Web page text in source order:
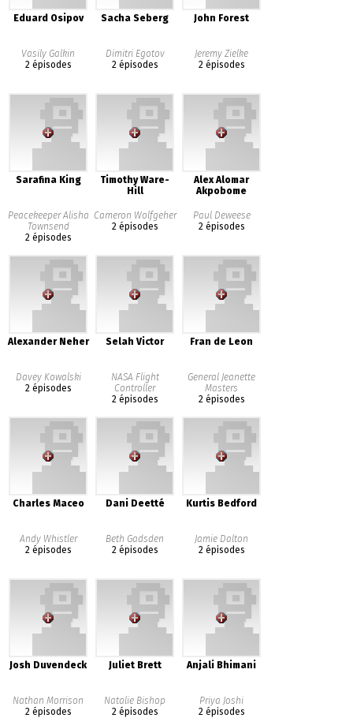
Eduard Osipov
Vasily Galkin
2 épisodes
Sacha Seberg
Dimitri Egotov
2 épisodes
John Forest
Jeremy Zielke
2 épisodes
Sarafina King
Peacekeeper Alisha
Townsend
2 épisodes
Timothy Ware-
Hill
Cameron Wolfgeher
2 épisodes
Alex Alomar
Akpobome
Paul Deweese
2 épisodes
Alexander Neher
Davey Kowalski
2 épisodes
Selah Victor
NASA Flight
Controller
2 épisodes
Fran de Leon
General Jeanette
Masters
2 épisodes
Charles Maceo
Andy Whistler
2 épisodes
Dani Deetté
Beth Gadsden
2 épisodes
Kurtis Bedford
Jamie Dalton
2 épisodes
Josh Duvendeck
Nathan Morrison
2 épisodes
Juliet Brett
Natalie Bishop
2 épisodes
Anjali Bhimani
Priya Joshi
2 épisodes